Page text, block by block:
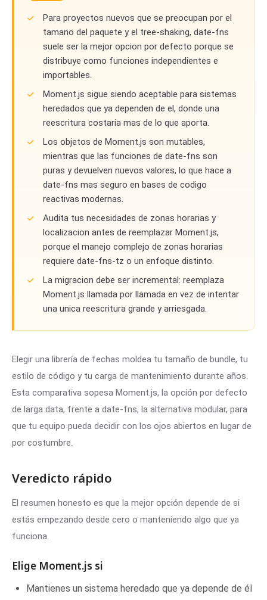
Para proyectos nuevos que se preocupan por el
tamano del paquete y el tree-shaking, date-fns
suele ser la mejor opcion por defecto porque se
distribuye como funciones independientes e
importables.
Moment.js sigue siendo aceptable para sistemas
heredados que ya dependen de el, donde una
reescritura costaria mas de lo que aporta.
Los objetos de Moment.js son mutables,
mientras que las funciones de date-fns son
puras y devuelven nuevos valores, lo que hace a
date-fns mas seguro en bases de codigo
reactivas modernas.
Audita tus necesidades de zonas horarias y
localizacion antes de reemplazar Moment.js,
porque el manejo complejo de zonas horarias
requiere date-fns-tz o un enfoque distinto.
La migracion debe ser incremental: reemplaza
Moment.js llamada por llamada en vez de intentar
una unica reescritura grande y arriesgada.
Elegir una librería de fechas moldea tu tamaño de bundle, tu
estilo de código y tu carga de mantenimiento durante años.
Esta comparativa sopesa Moment.js, la opción por defecto
de larga data, frente a date-fns, la alternativa modular, para
que tu equipo pueda decidir con los ojos abiertos en lugar de
por costumbre.
Veredicto rápido
El resumen honesto es que la mejor opción depende de si
estás empezando desde cero o manteniendo algo que ya
funciona.
Elige Moment.js si
Mantienes un sistema heredado que ya depende de él